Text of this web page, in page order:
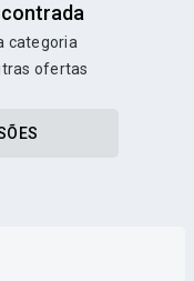
categoria
ofertas